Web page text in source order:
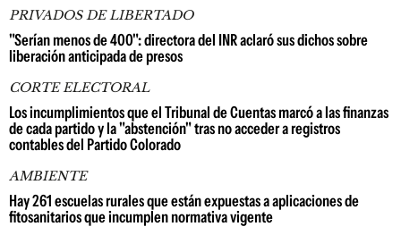
PRIVADOS DE LIBERTADO
"Serían menos de 400": directora del INR aclaró sus dichos sobre
liberación anticipada de presos
CORTE ELECTORAL
Los incumplimientos que el Tribunal de Cuentas marcó a las finanzas
de cada partido y la "abstención" tras no acceder a registros
contables del Partido Colorado
AMBIENTE
Hay 261 escuelas rurales que están expuestas a aplicaciones de
fitosanitarios que incumplen normativa vigente